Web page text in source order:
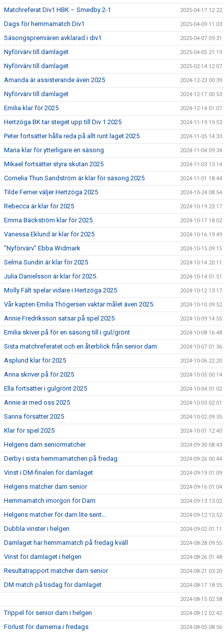
Matchreferat Div1 HBK – Smedby 2-1 2025-04-17 12:22
Dags för hemmamatch Div1 2025-04-09 11:03
Säsongspremiären avklarad i div1 2025-04-07 09:31
Nyförvärv till damlaget 2025-04-05 21:19
Nyförvärv till damlaget 2025-02-14 12:07
Amanda är assisterande även 2025 2024-12-23 00:39
Nyförvärv till damlaget 2024-12-17 00:53
Emilia klar för 2025 2024-12-14 01:07
Hertzöga BK tar steget upp till Div 1 2025 2024-11-19 19:53
Peter fortsätter hålla reda på allt runt laget 2025 2024-11-05 14:33
Maria klar för ytterligare en säsong 2024-11-04 09:34
Mikael fortsätter styra skutan 2025 2024-11-03 13:14
Cornelia Thun Sandström är klar för säsong 2025 2024-11-01 18:44
Tilde Ferner väljer Hertzöga 2025 2024-10-24 08:54
Rebecca är klar för 2025 2024-10-19 23:17
Emma Bäckström klar för 2025 2024-10-17 18:02
Vanessa Eklund är klar för 2025 2024-10-16 19:49
"Nyförvärv" Ebba Widmark 2024-10-15 09:15
Selma Sundin är klar för 2025 2024-10-14 20:11
Julia Danielsson är klar för 2025. 2024-10-14 01:51
Molly Fält spelar vidare i Hertzöga 2025 2024-10-12 13:17
Vår kapten Emilia Thögersen vaktar målet även 2025. 2024-10-10 09:52
Annie Fredriksson satsar på spel 2025 2024-10-09 14:55
Emilia skiver på för en säsong till i gul/grönt 2024-10-08 16:48
Sista matchreferatet och en återblick från senior dam 2024-10-07 01:36
Asplund klar för 2025 2024-10-06 22:20
Anna skriver på för 2025 2024-10-05 00:14
Ella fortsätter i gulgrönt 2025 2024-10-04 01:02
Annie är med oss 2025 2024-10-03 02:01
Sanna försätter 2025 2024-10-02 09:35
Klar för spel 2025 2024-10-01 12:40
Helgens dam seniormatcher 2024-09-30 08:43
Derby i sista hemmamatchen på fredag 2024-09-26 00:44
Vinst i DM-finalen för damlaget 2024-09-19 01:09
Helgens matcher dam senior 2024-09-16 01:04
Hemmamatch imorgon för Dam 2024-09-13 13:02
Helgens matcher för dam lite sent… 2024-09-12 12:52
Dubbla vinster i helgen 2024-09-02 01:11
Damlaget har hemmamatch på fredag kväll 2024-08-28 09:55
Vinst för damlaget i helgen 2024-08-26 01:48
Resultatrapport matcher dam senior 2024-08-21 03:20
DM match på tisdag för damlaget 2024-08-17 18:55
2024-08-15 02:58
Trippel för senior dam i helgen 2024-08-12 02:42
Förlust för damerna i fredags 2024-08-05 08:56